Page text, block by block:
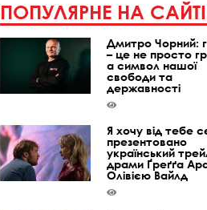
ПОПУЛЯРНЕ НА САЙТІ
Дмитро Чорний:
– це не просто
а символ нашої
свободи та
державності
Я хочу від тебе
презентовано
український
драми Ґреґґа
Олівією Вайлд